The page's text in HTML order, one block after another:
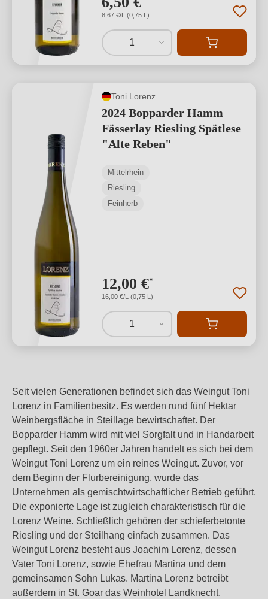
8,67 €/L (0,75 L)
1
Toni Lorenz
2024 Bopparder Hamm
Fässerlay Riesling Spätlese
"Alte Reben"
Mittelrhein
Riesling
Feinherb
12,00 €*
16,00 €/L (0,75 L)
1
Seit vielen Generationen befindet sich das Weingut Toni
Lorenz in Familienbesitz. Es werden rund fünf Hektar
Weinbergsfläche in Steillage bewirtschaftet. Der
Bopparder Hamm wird mit viel Sorgfalt und in Handarbeit
gepflegt. Seit den 1960er Jahren handelt es sich bei dem
Weingut Toni Lorenz um ein reines Weingut. Zuvor, vor
dem Beginn der Flurbereinigung, wurde das
Unternehmen als gemischtwirtschaftlicher Betrieb geführt.
Die exponierte Lage ist zugleich charakteristisch für die
Lorenz Weine. Schließlich gehören der schieferbetonte
Riesling und der Steilhang einfach zusammen. Das
Weingut Lorenz besteht aus Joachim Lorenz, dessen
Vater Toni Lorenz, sowie Ehefrau Martina und dem
gemeinsamen Sohn Lukas. Martina Lorenz betreibt
außerdem in St. Goar das Weinhotel Landknecht.